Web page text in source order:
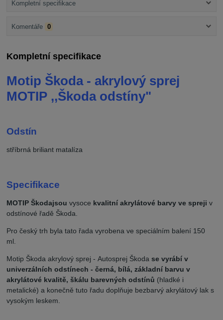
Kompletní specifikace
Komentáře 0
Kompletní specifikace
Motip Škoda - akrylový sprej
MOTIP ,,Škoda odstíny"
Odstín
stříbrná briliant matalíza
Specifikace
MOTIP Škodajsou vysoce kvalitní akrylátové barvy ve spreji v
odstínové řadě Škoda.
Pro český trh byla tato řada vyrobena ve speciálním balení 150
ml.
Motip Škoda akrylový sprej - Autosprej Škodase vyrábí v
univerzálních odstínech - černá, bílá, základní barvu v
akrylátové kvalitě, škálu barevných odstínů (hladké i
metalické) a konečně tuto řadu doplňuje bezbarvý akrylátový lak s
vysokým leskem.